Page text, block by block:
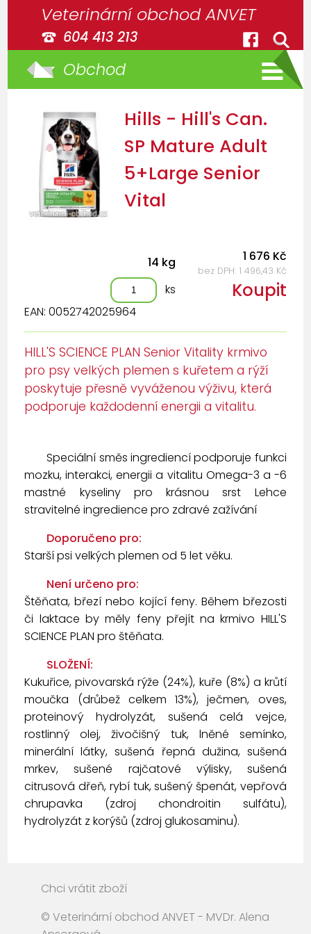
Veterinární obchod ANVET
604 413 213
Obchod
Hills - Hill's Can.
SP Mature Adult
5+Large Senior
Vital
EAN: 0052742025964
14 kg 1 676 Kč
bez DPH: 1 496,43 Kč
ks Koupit
HILL'S SCIENCE PLAN Senior Vitality krmivo
pro psy velkých plemen s kuřetem a rýží
poskytuje přesně vyváženou výživu, která
podporuje každodenní energii a vitalitu.
Speciální směs ingrediencí podporuje funkci
mozku, interakci, energii a vitalitu Omega-3 a -6
mastné kyseliny pro krásnou srst Lehce
stravitelné ingredience pro zdravé zažívání
Doporučeno pro:
Starší psi velkých plemen od 5 let věku.
Není určeno pro:
Štěňata, březí nebo kojící feny. Během březosti
či laktace by měly feny přejít na krmivo HILL'S
SCIENCE PLAN pro štěňata.
SLOŽENÍ:
Kukuřice, pivovarská rýže (24%), kuře (8%) a krůtí
moučka (drůbež celkem 13%), ječmen, oves,
proteinový hydrolyzát, sušená celá vejce,
rostlinný olej, živočišný tuk, lněné semínko,
minerální látky, sušená řepná dužina, sušená
mrkev, sušené rajčatové výlisky, sušená
citrusová dřeň, rybí tuk, sušený špenát, vepřová
chrupavka (zdroj chondroitin sulfátu),
hydrolyzát z korýšů (zdroj glukosaminu).
Chci vrátit zboží
© Veterinární obchod ANVET - MVDr. Alena